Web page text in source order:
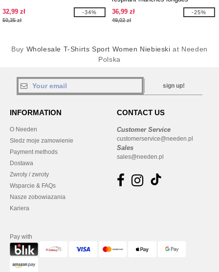
32,99 zł
50,35 zł
-34%
Neoteric™
36,99 zł
49,02 zł
-25%
Buy Wholesale T-Shirts Sport Women Niebieski at Needen
Polska
sign up!
INFORMATION
O Needen
Sledz moje zamowienie
Payment methods
Dostawa
Zwroty / zwroty
Wsparcie & FAQs
Nasze zobowiazania
Kariera
CONTACT US
Customer Service
customerservice@needen.pl
Sales
sales@needen.pl
Pay with